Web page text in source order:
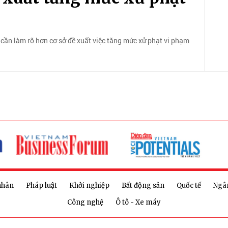
làm rõ hơn cơ sở đề xuất việc tăng mức xử phạt vi phạm
Pháp luật Khởi nghiệp Bất động sản Quốc tế
Công nghệ
Ô tô - Xe máy